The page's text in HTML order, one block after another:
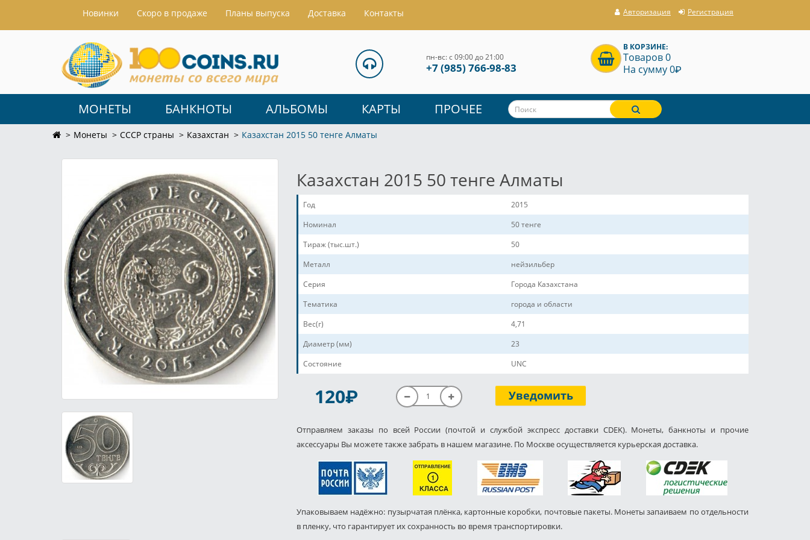
Hовинки Скоро в продаже Планы выпуска Доставка Контакты Авторизация Регистрация
пн-вс: с 09:00 до 21:00
+7 (985) 766-98-83
В КОРЗИНЕ:
Товаров 0
На сумму 0P
МОНЕТЫ БАНКНОТЫ АЛЬБОМЫ КАРТЫ ПРОЧЕЕ
Монеты СССР страны Казахстан Казахстан 2015 50 тенге Алматы
Казахстан 2015 50 тенге Алматы
Год
2015
Номинал
50 тенге
Тираж (тыс.шт.)
50
Металл
нейзильбер
Серия
Города Казахстана
Тематика
города и области
Вес(г)
4,71
Диаметр (мм)
23
Состояние
UNC
120P Уведомить
Отправляем заказы по всей России (почтой и службой экспресс доставки CDEK). Монеты, банкноты и прочие
аксессуары Вы можете также забрать в нашем магазине. По Москве осуществляется курьерская доставка.
Упаковываем надёжно: пузырчатая плёнка, картонные коробки, почтовые пакеты. Монеты запаиваем по отдельности
в пленку, что гарантирует их сохранность во время транспортировки.